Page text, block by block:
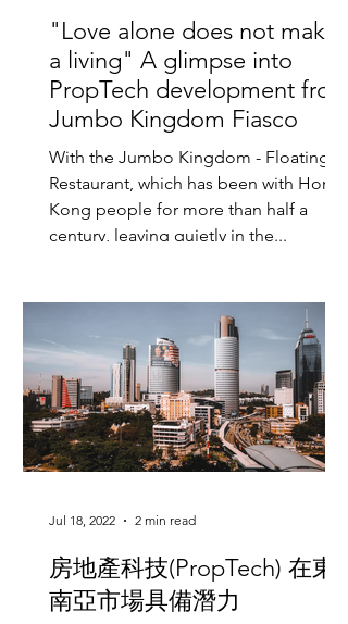
"Love alone does not make
a living" A glimpse into
PropTech development from
Jumbo Kingdom Fiasco
With the Jumbo Kingdom - Floating
Restaurant, which has been with Hong
Kong people for more than half a
century, leaving quietly in the...
房地產科技(PropTech) 在東
南亞市場具備潛力
Jul 18, 2022 2 min read